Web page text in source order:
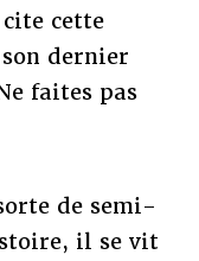
cette
dernier
faites pas
de semi-
il se vit